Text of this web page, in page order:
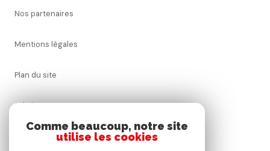
nos partenaires
mentions légales
plan du site
admin
nos honoraires
Comme beaucoup, notre site
utilise les cookies